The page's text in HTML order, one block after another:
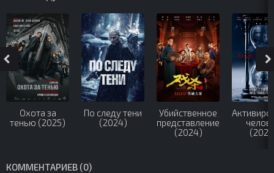
Охота за
тенью (2025)
По следу тени
(2024)
Убийственное
представление
(2024)
КОММЕНТАРИЕВ (0)